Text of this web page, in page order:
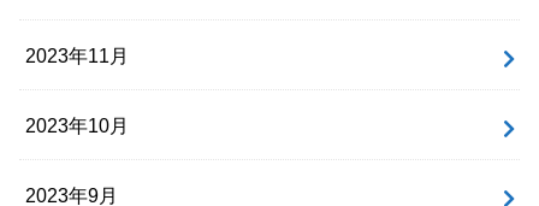
2023年11月
2023年10月
2023年9月